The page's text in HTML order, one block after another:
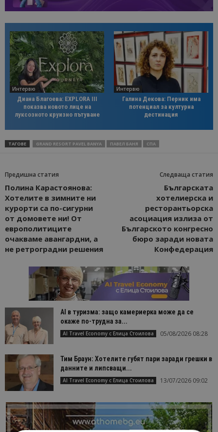
Интервю
Диана Благоева: EXPLORA III
показва новото лице на
луксозното круизно пътуване
Интервю
Галина Декова: Перник има
потенциал за културна
дестинация
ТАГОВЕ GRAND RESORT PAVEL BANYA ПАВЕЛ БАНЯ СПА
Предишна статия
Полина Карастоянова:
Хотелите в зимните ни
курорти са по-сигурни
от домовете ни! От
европолитиците
очакваме авангардни, а
не ретроградни решения
Следваща статия
Българската
хотелиерска и
ресторантьорска
асоциация излиза от
Българското конгресно
бюро заради новата
Конфедерация
AI в туризма: защо камериерка може да се
окаже по-трудна за...
AI Travel Economy с Елица Стоилова 05/08/2026 08:28
Тим Браун: Хотелите губят пари заради грешки в
данните и липсващи...
AI Travel Economy с Елица Стоилова 13/07/2026 09:02